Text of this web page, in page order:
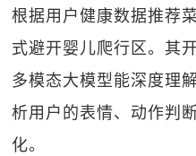
根据用户健康数据推荐
式避开婴儿爬行区。其
多模态大模型能深度理
析用户的表情、动作判
化。